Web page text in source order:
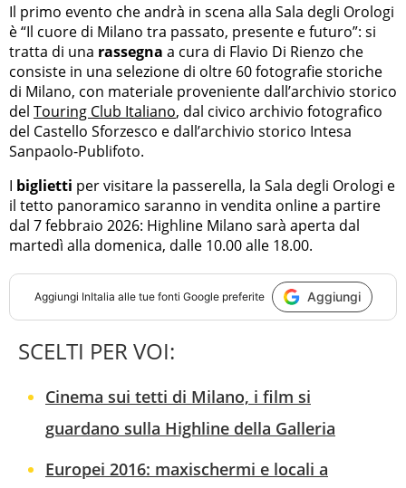
Il primo evento che andrà in scena alla Sala degli Orologi
è “Il cuore di Milano tra passato, presente e futuro”: si
tratta di una rassegna a cura di Flavio Di Rienzo che
consiste in una selezione di oltre 60 fotografie storiche
di Milano, con materiale proveniente dall’archivio storico
del Touring Club Italiano, dal civico archivio fotografico
del Castello Sforzesco e dall’archivio storico Intesa
Sanpaolo-Publifoto.
I biglietti per visitare la passerella, la Sala degli Orologi e
il tetto panoramico saranno in vendita online a partire
dal 7 febbraio 2026: Highline Milano sarà aperta dal
martedì alla domenica, dalle 10.00 alle 18.00.
Aggiungi InItalia alle tue fonti Google preferite Aggiungi
SCELTI PER VOI:
Cinema sui tetti di Milano, i film si
guardano sulla Highline della Galleria
Europei 2016: maxischermi e locali a